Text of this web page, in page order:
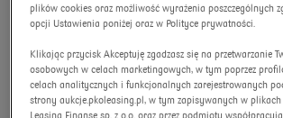
Lada neutralna 0.9
Numer aukcji: 16237/AU/2025
Nowa cena
plików cookies oraz możliwość wyrażenia poszczególnych
opcji Ustawienia poniżej oraz w Polityce prywatności.
Klikając przycisk Akceptuję zgadzasz się na przetwarzanie
osobowych w celach marketingowych, w tym poprzez
celach analitycznych i funkcjonalnych zarejestrowanych
strony aukcje.pkoleasing.pl, w tym zapisywanych w plikach
Leasing Finanse sp. z o.o. oraz przez podmioty